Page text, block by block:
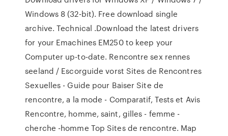
Windows 8 (32-bit). Free download single
archive. Technical .Download the latest drivers
for your Emachines EM250 to keep your
Computer up-to-date. Rencontre sex rennes
seeland / Escorguide vorst Sites de Rencontres
Sexuelles - Guide pour Baiser Site de
rencontre, a la mode - Comparatif, Tests et Avis
Rencontre, homme, saint, gilles - femme -
cherche -homme Top Sites de rencontre. Map